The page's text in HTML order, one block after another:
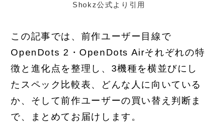
Shokz公式より引用
この記事では、前作ユーザー目線で
OpenDots 2・OpenDots Airそれぞれの特
徴と進化点を整理し、3機種を横並びにし
たスペック比較表、どんな人に向いている
か、そして前作ユーザーの買い替え判断ま
で、まとめてお届けします。